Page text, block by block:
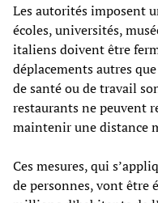
Les autorités imposent
écoles, universités,
italiens doivent être
déplacements autres
de santé ou de travail
restaurants ne peuvent
maintenir une distance
Ces mesures, qui
de personnes, vont être